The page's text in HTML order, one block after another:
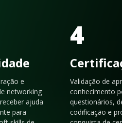
e
networking
ajuda
para
4
Validação de
conhecimento
questionários,
codificação e